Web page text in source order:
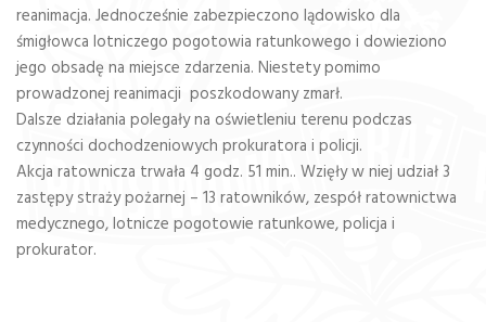
reanimacja. Jednocześnie zabezpieczono lądowisko dla
śmigłowca lotniczego pogotowia ratunkowego i dowieziono
jego obsadę na miejsce zdarzenia. Niestety pomimo
prowadzonej reanimacji poszkodowany zmarł.
Dalsze działania polegały na oświetleniu terenu podczas
czynności dochodzeniowych prokuratora i policji.
Akcja ratownicza trwała 4 godz. 51 min.. Wzięły w niej udział 3
zastępy straży pożarnej – 13 ratowników, zespół ratownictwa
medycznego, lotnicze pogotowie ratunkowe, policja i
prokurator.